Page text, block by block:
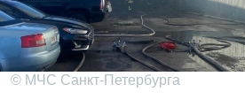
© МЧС Санкт-Петербурга